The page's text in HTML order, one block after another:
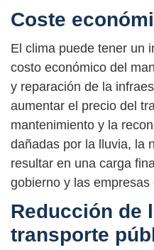
Coste
El clima puede tener un
costo económico del
y reparación de la
aumentar el precio del
mantenimiento y la
dañadas por la lluvia, la
resultar en una carga
gobierno y las
Reducción de
transporte